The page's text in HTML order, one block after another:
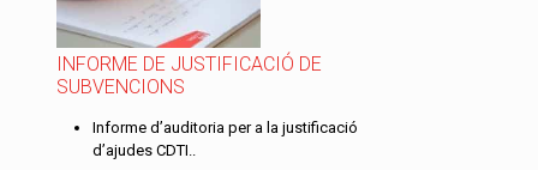
INFORME DE JUSTIFICACIÓ DE
SUBVENCIONS
Informe d’auditoria per a la justificació
d’ajudes CDTI..